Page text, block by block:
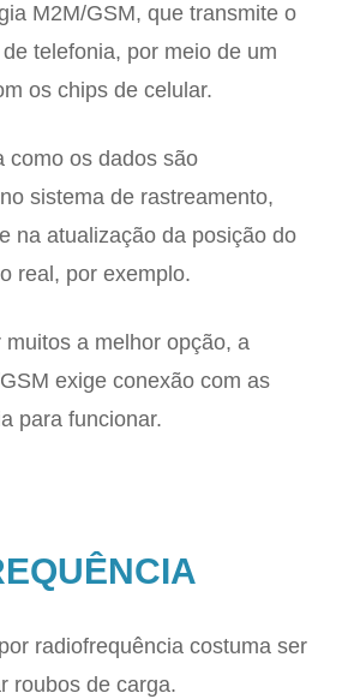
M2M/GSM, que transmite o
telefonia, por meio de um
os chips de celular.
como os dados são
sistema de rastreamento,
na atualização da posição do
real, por exemplo.
muitos a melhor opção, a
exige conexão com as
para funcionar.
radiofrequência costuma ser
roubos de carga.